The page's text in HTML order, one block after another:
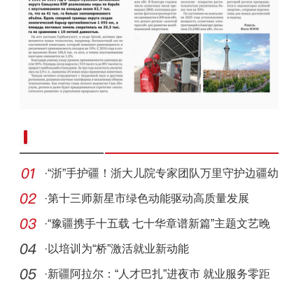
·“浙”手护疆！浙大儿院专家团队万里守护边疆幼
苗
·第十三师新星市绿色动能驱动高质量发展
·“豫疆携手十五载 七十华章谱新篇”主题文艺晚
会将
· 以培训为“桥”激活就业新动能
·新疆阿拉尔：“人才巴扎”进夜市 就业服务零距